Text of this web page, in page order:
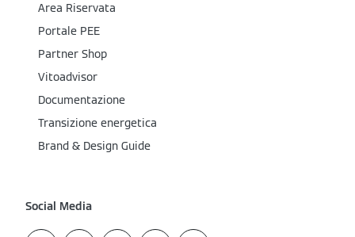
Area Riservata
Portale PEE
Partner Shop
Vitoadvisor
Documentazione
Transizione energetica
Brand & Design Guide
Social Media